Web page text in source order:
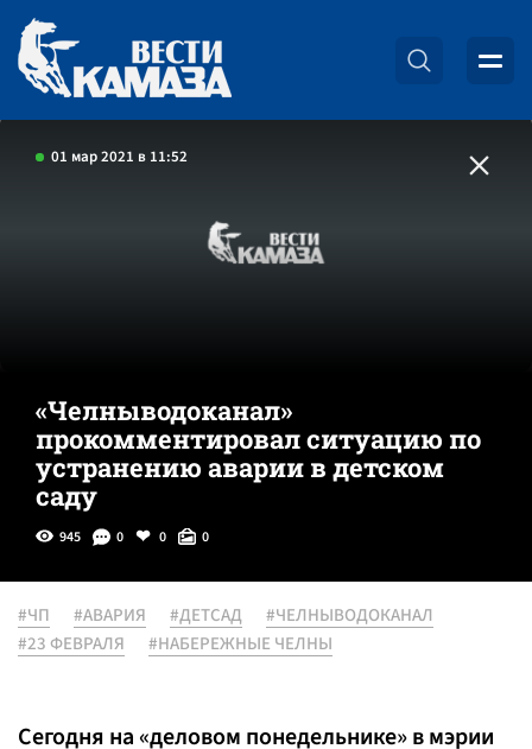
01 мар 2021 в 11:52
«Челныводоканал»
прокомментировал ситуацию по
устранению аварии в детском
саду
945 0 0 0
#ЧП #АВАРИЯ #ДЕТСАД
#ЧЕЛНЫВОДОКАНАЛ
#23 ФЕВРАЛЯ
#НАБЕРЕЖНЫЕ ЧЕЛНЫ
Сегодня на «деловом понедельнике» в мэрии